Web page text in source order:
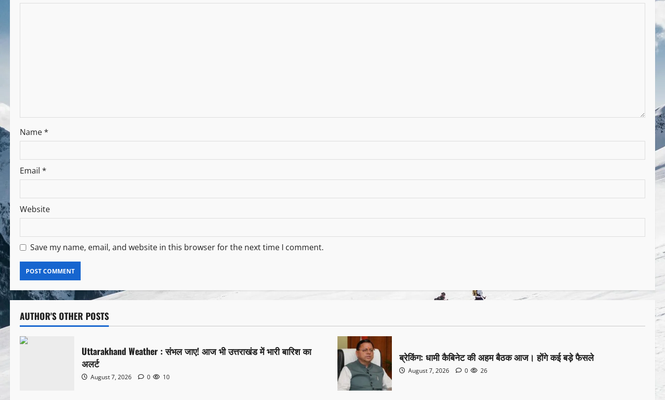
Name*
Email *
Website
Save my name, email, and website in this browser for the next time I comment.
AUTHOR'S OTHER POSTS
Uttarakhand Weather : संभल जाए! आज भी उत्तराखंड में भारी बारिश का
अलर्ट
August 7, 2026 0 10
ब्रेकिंग: धामी कैबिनेट की अहम बैठक आज। होंगे कई बड़े फैसले
August 7, 2026 0 26